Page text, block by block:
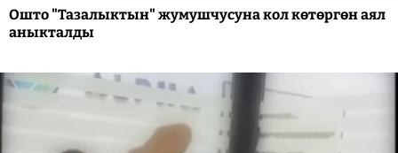
Ошто "Тазалыктын" жумушчусуна кол көтөргөн аял
аныкталды